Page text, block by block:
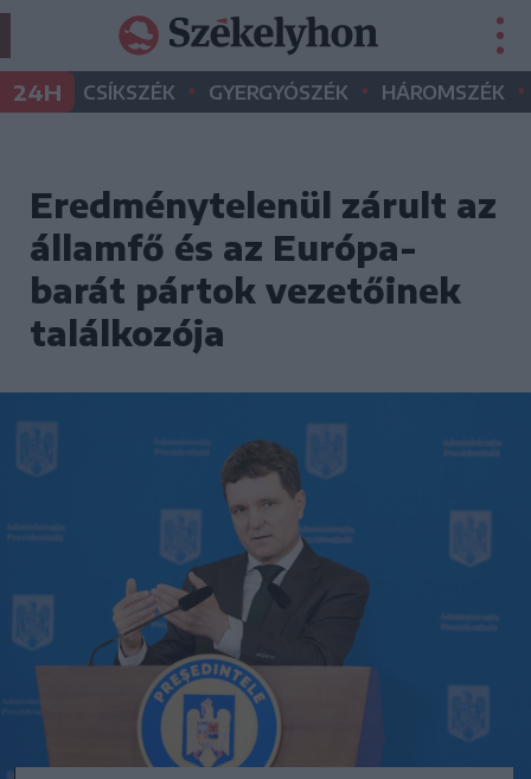
24H CSÍKSZÉK • GYERGYÓSZÉK • HÁROMSZÉK •
Eredménytelenül zárult az
államfő és az Európa-
barát pártok vezetőinek
találkozója